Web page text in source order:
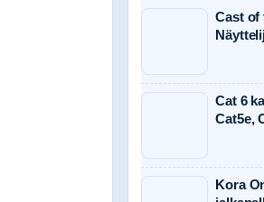
Cast of
Cat 6
Cat5e,
Kora